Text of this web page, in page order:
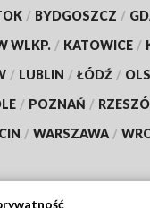
/ BYDGOSZCZ /
WLKP. / KATOWICE /
/ LUBLIN / ŁÓDŹ /
/ POZNAŃ /
/ WARSZAWA /